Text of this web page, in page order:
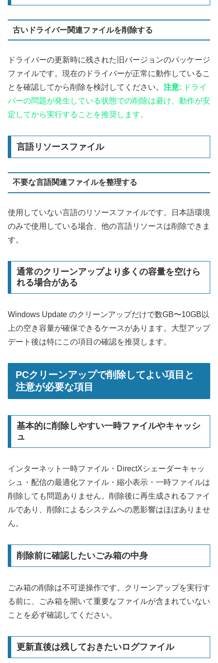
古いドライバー関連ファイルを削除する
ドライバーの更新時に残された旧バージョンのパッケージ
ファイルです。現在のドライバーが正常に動作しているこ
とを確認してから削除を検討してください。 注意: ドライ
バーの問題が発生している状態での削除は避け、動作が安
定してから実行することを推奨します。
言語リソースファイル
不要な言語関連ファイルを整理する
使用していない言語のリソースファイルです。日本語環境
のみで使用している場合、他の言語リソースは削除できま
す。
通常のクリーンアップより多くの容量を空けら
れる場合がある
Windows Update のクリーンアップだけで数GB〜10GB以
上の空き容量が確保できるケースがあります。大型アップ
デート後は特にこの項目の確認を推奨します。
PCクリーンアップで削除してよい項目と
注意が必要な項目
基本的に削除しやすい一時ファイルやキャッシ
ュ
インターネット一時ファイル・DirectXシェーダーキャッ
シュ・配信の最適化ファイル・縮小表示・一時ファイルは
削除しても問題ありません。削除後に再生成されるファイ
ルであり、削除によるシステムへの悪影響はほぼありませ
ん。
削除前に確認したいごみ箱の中身
ごみ箱の削除は不可逆操作です。クリーンアップを実行す
る前に、ごみ箱を開いて重要なファイルが含まれていない
ことを必ず確認してください。
更新直後は残しておきたいログファイル